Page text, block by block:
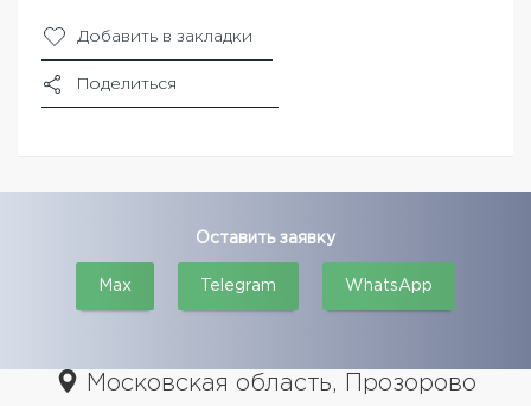
Добавить в закладки
Поделиться
Оставить заявку
Max Telegram WhatsApp
Московская область, Прозорово